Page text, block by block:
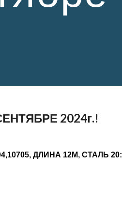
2024г.!
ДЛИНА 12М, СТАЛЬ 20: